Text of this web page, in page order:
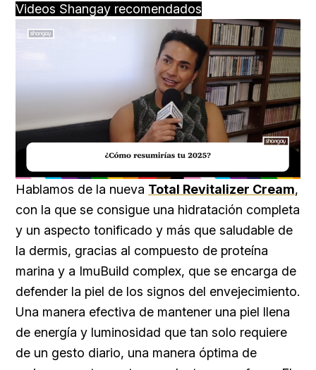
Videos Shangay recomendados
Unmute Loaded:
40.09%
Hablamos de la nueva Total Revitalizer Cream,
con la que se consigue una hidratación completa
y un aspecto tonificado y más que saludable de
la dermis, gracias al compuesto de proteína
marina y a ImuBuild complex, que se encarga de
defender la piel de los signos del envejecimiento.
Una manera efectiva de mantener una piel llena
de energía y luminosidad que tan solo requiere
de un gesto diario, una manera óptima de